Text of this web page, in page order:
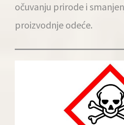
očuvanju prirode i
proizvodnje odeće.